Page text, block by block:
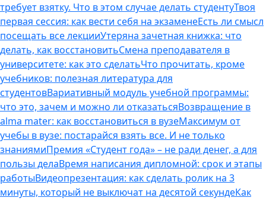
требует взятку. Что в этом случае делать студентуТвоя
первая сессия: как вести себя на экзаменеЕсть ли смысл
посещать все лекцииУтеряна зачетная книжка: что
делать, как восстановитьСмена преподавателя в
университете: как это сделатьЧто прочитать, кроме
учебников: полезная литература для
студентовВариативный модуль учебной программы:
что это, зачем и можно ли отказатьсяВозвращение в
alma mater: как восстановиться в вузеМаксимум от
учебы в вузе: постарайся взять все. И не только
знаниямиПремия «Студент года» – не ради денег, а для
пользы делаВремя написания дипломной: срок и этапы
работыВидеопрезентация: как сделать ролик на 3
минуты, который не выключат на десятой секундеКак